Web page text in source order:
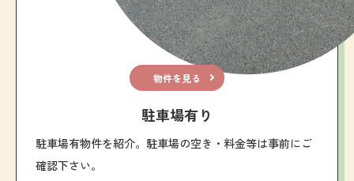
物件を見る
駐車場有り
駐車場有物件を紹介。駐車場の空き・料金等は事前にご
確認下さい。